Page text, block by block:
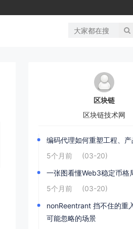
区块链
区块链技术网
编码代理如何重塑工程、
5个月前
(03-20)
一张图看懂Web3稳定币格
5个月前
(03-20)
nonReentrant 挡不住的重
可能忽略的场景